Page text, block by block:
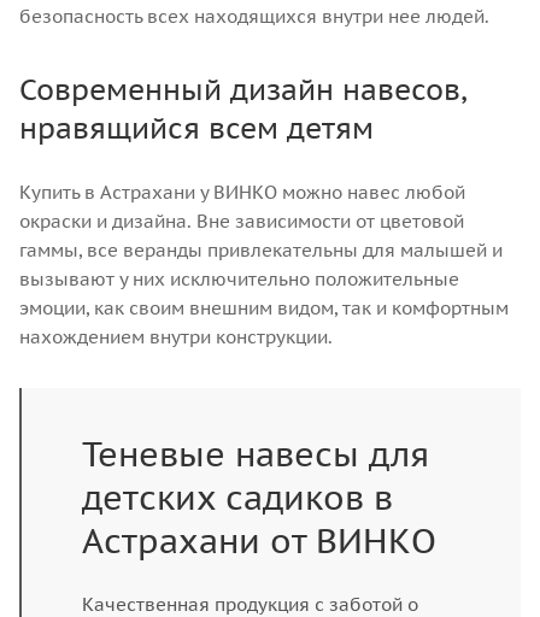
безопасность всех находящихся внутри нее людей.
Современный дизайн навесов,
нравящийся всем детям
Купить в Астрахани у ВИНКО можно навес любой
окраски и дизайна. Вне зависимости от цветовой
гаммы, все веранды привлекательны для малышей и
вызывают у них исключительно положительные
эмоции, как своим внешним видом, так и комфортным
нахождением внутри конструкции.
Теневые навесы для
детских садиков в
Астрахани от ВИНКО
Качественная продукция с заботой о